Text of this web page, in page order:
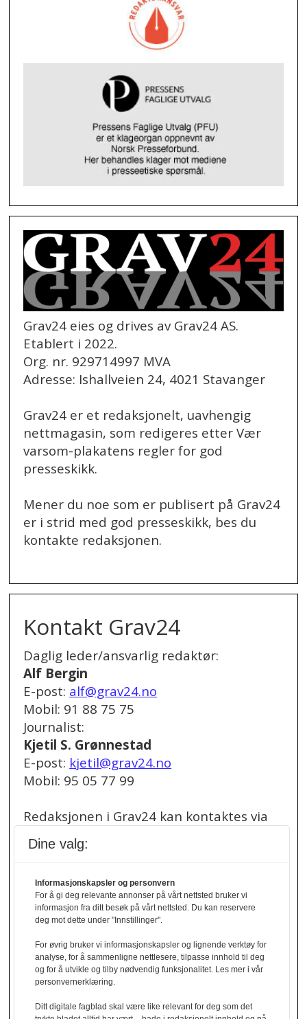
Grav24 eies og drives av Grav24 AS.
Etablert i 2022.
Org. nr. 929714997 MVA
Adresse: Ishallveien 24, 4021 Stavanger
Grav24 er et redaksjonelt, uavhengig
nettmagasin, som redigeres etter Vær
varsom-plakatens regler for god
presseskikk.
Mener du noe som er publisert på Grav24
er i strid med god presseskikk, bes du
kontakte redaksjonen.
Kontakt Grav24
Daglig leder/ansvarlig redaktør:
Alf Bergin
E-post: alf@grav24.no
Mobil: 91 88 75 75
Journalist:
Kjetil S. Grønnestad
E-post: kjetil@grav24.no
Mobil: 95 05 77 99
Redaksjonen i Grav24 kan kontaktes via
redaksjon@grav24.no
annonser/stillingsannonser, kan du bruke
denne e-post adressen:
annonse@grav24.no
Ved å følge linken under finner du vår
personvernerklæring.
Dine valg:
Informasjonskapsler og personvern
For å gi deg relevante annonser på vårt nettsted bruker vi
informasjon fra ditt besøk på vårt nettsted. Du kan reservere
deg mot dette under "Innstillinger".
For øvrig bruker vi informasjonskapsler og lignende verktøy for
analyse, for å sammenligne nettlesere, tilpasse innhold til deg
og for å utvikle og tilby nødvendig funksjonalitet. Les mer i vår
personvernerklæring.
Ditt digitale fagblad skal være like relevant for deg som det